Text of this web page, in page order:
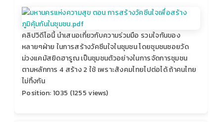
คลิปวิดีโอนี้ นำเสนอเกี่ยวกับความร่วมมือ รวมใจกันของ
หลายๆฝ่าย ในการสร้างวัคซีนใจในชุมชน โดยชุมชนซอยวัด
ม่วงแคมัสยิดฮารูณ เป็นชุมชนตัวอย่างในการจัดการชุมชน
ตามหลักการ 4 สร้าง 2 ใช้ เพราะสังคมไทยไปต่อได้ ถ้าคนไทย
ไม่ทิ้งกัน
Position:1035 (1255views)